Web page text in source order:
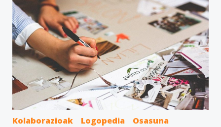
Kolaborazioak Logopedia Osasuna